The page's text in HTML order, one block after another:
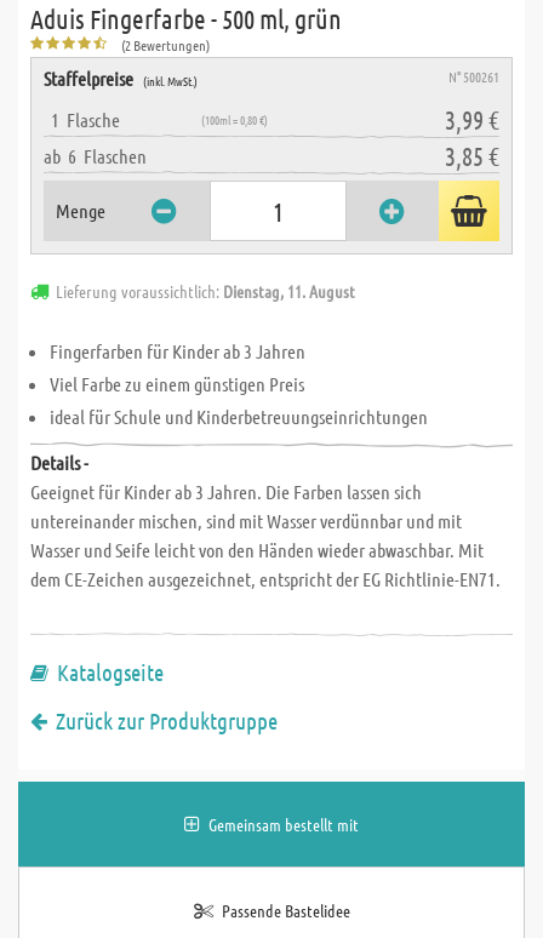
Aduis Fingerfarbe - 500 ml, grün
(2 Bewertungen)
Staffelpreise (inkl. MwSt.) N° 500261
1 Flasche (100ml = 0,80 €) 3,99 €
ab 6 Flaschen 3,85 €
Menge
Lieferung voraussichtlich: Dienstag, 11. August
Fingerfarben für Kinder ab 3 Jahren
Viel Farbe zu einem günstigen Preis
ideal für Schule und Kinderbetreuungseinrichtungen
Details -
Geeignet für Kinder ab 3 Jahren. Die Farben lassen sich
untereinander mischen, sind mit Wasser verdünnbar und mit
Wasser und Seife leicht von den Händen wieder abwaschbar. Mit
dem CE-Zeichen ausgezeichnet, entspricht der EG Richtlinie-EN71.
Katalogseite
Zurück zur Produktgruppe
Gemeinsam bestellt mit
Passende Bastelidee